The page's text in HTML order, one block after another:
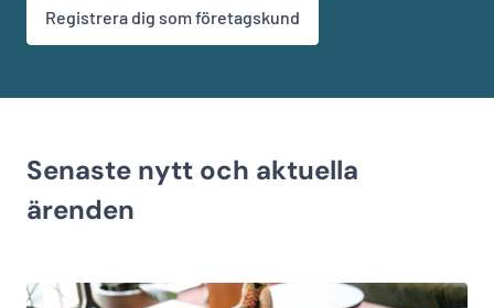
Registrera dig som företagskund
Senaste nytt och aktuella
ärenden